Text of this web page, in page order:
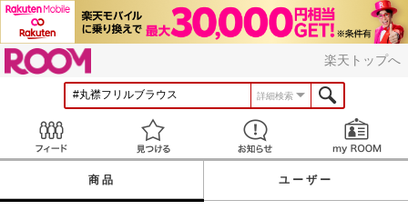
楽天トップへ
詳細検索
見つける お知らせ
商品 ユーザー